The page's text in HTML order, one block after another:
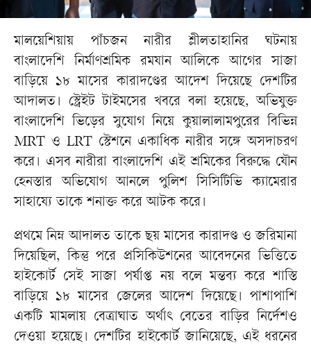
মালয়েশিয়ায় পাঁচজন নারীর শ্লীলতাহানির ঘটনায়
বাংলাদেশি নির্মাণশ্রমিক রমযান আলিকে আগের সাজা
বাড়িয়ে ১৮ মাসের কারাদণ্ডের আদেশ দিয়েছে দেশটির
আদালত। স্ট্রেইট টাইমসের খবরে বলা হয়েছে, অভিযুক্ত
বাংলাদেশি ভিড়ের সুযোগ নিয়ে কুয়ালালামপুরের বিভিন্ন
MRT ও LRT স্টেশনে একাধিক নারীর সঙ্গে অসদাচরণ
করে। এসব নারীরা বাংলাদেশি এই শ্রমিকের বিরুদ্ধে যৌন
হেনস্তার অভিযোগ আনলে পুলিশ সিসিটিভি ক্যামেরার
সাহায্যে তাকে শনাক্ত করে আটক করে।
প্রথমে নিম্ন আদালত তাকে ছয় মাসের কারাদণ্ড ও জরিমানা
দিয়েছিল, কিন্তু পরে প্রসিকিউশনের আবেদনের ভিত্তিতে
হাইকোর্ট সেই সাজা পর্যাপ্ত নয় বলে মন্তব্য করে শাস্তি
বাড়িয়ে ১৮ মাসের জেলের আদেশ দিয়েছে। পাশাপাশি
একটি মামলায় বেত্রাঘাত অর্থাৎ বেতের বাড়ির নির্দেশও
দেওয়া হয়েছে। দেশটির হাইকোর্ট জানিয়েছে, এই ধরনের